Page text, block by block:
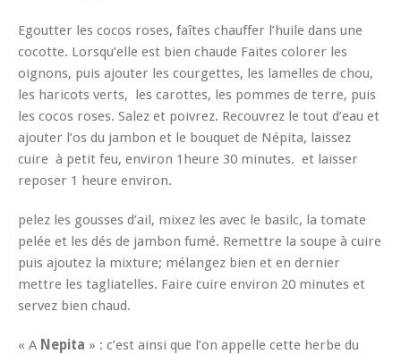
Egoutter les cocos roses, faîtes chauffer l’huile dans une
cocotte. Lorsqu’elle est bien chaude Faites colorer les
oignons, puis ajouter les courgettes, les lamelles de chou,
les haricots verts, les carottes, les pommes de terre, puis
les cocos roses. Salez et poivrez. Recouvrez le tout d’eau et
ajouter l’os du jambon et le bouquet de Népita, laissez
cuire à petit feu, environ 1heure 30 minutes. et laisser
reposer 1 heure environ.
pelez les gousses d’ail, mixez les avec le basilc, la tomate
pelée et les dés de jambon fumé. Remettre la soupe à cuire
puis ajoutez la mixture; mélangez bien et en dernier
mettre les tagliatelles. Faire cuire environ 20 minutes et
servez bien chaud.
« A Nepita » : c’est ainsi que l’on appelle cette herbe du